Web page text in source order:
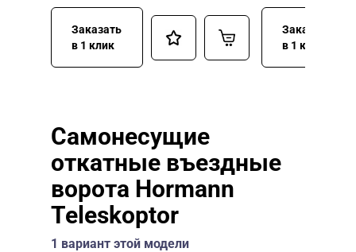
Заказать
в 1 клик
Заказать
в 1 клик
Самонесущие
откатные въездные
ворота Hormann
Teleskoptor
1 вариант этой модели